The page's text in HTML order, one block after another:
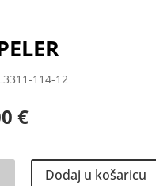
114-12
€
Dodaj u košaricu